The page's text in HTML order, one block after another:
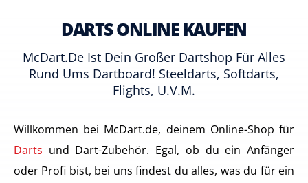
DARTS ONLINE KAUFEN
McDart.de Ist Dein Großer Dartshop Für Alles
Rund Ums Dartboard! Steeldarts, Softdarts,
Flights, U.v.m.
Willkommen bei McDart.de, deinem Online-Shop für
Darts und Dart-Zubehör. Egal, ob du ein Anfänger
oder Profi bist, bei uns findest du alles, was du für ein